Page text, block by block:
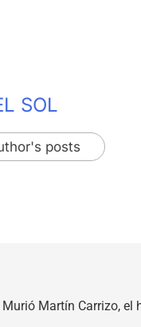
SOL
posts
Murió Martín Carrizo, el